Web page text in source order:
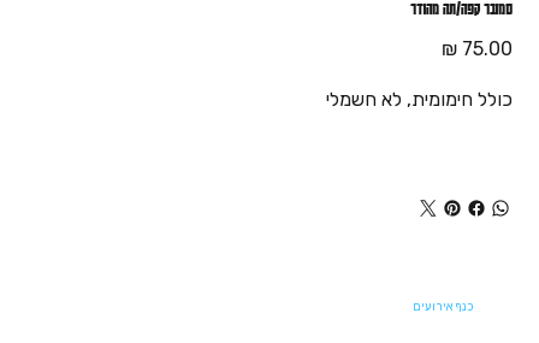
סמובר קפה/תה מהודר
מחיר
כולל חימומית, לא חשמלי
כנף אירועים